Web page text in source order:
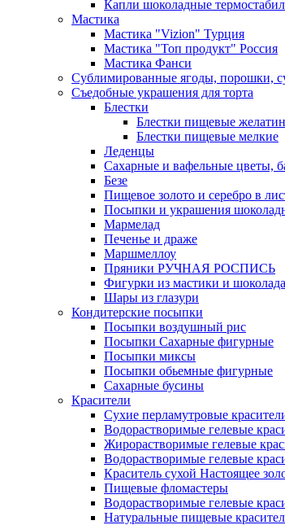
Капли шоколадные
Мастика
Мастика "Vizion" Турция
Мастика "Топ продукт" Россия
Мастика Фанси
Сублимированные ягоды, порошки,
Съедобные украшения для торта
Блестки
Блестки пищевые
Блестки пищевые мелкие
Леденцы
Сахарные и вафельные цветы,
Безе
Пищевое золото и серебро в
Посыпки и украшения
Мармелад
Печенье и драже
Маршмеллоу
Пряники РУЧНАЯ РОСПИСЬ
Фигурки из мастики и шоколада
Шары из глазури
Кондитерские посыпки
Посыпки воздушный рис
Посыпки Сахарные фигурные
Посыпки миксы
Посыпки обьемные фигурные
Сахарные бусины
Красители
Сухие перламутровые
Водорастворимые гелевые
Жирорастворимые гелевые
Водорастворимые гелевые
Краситель сухой Настоящее
Пищевые фломастеры
Водорастворимые гелевые
Натуральные пищевые